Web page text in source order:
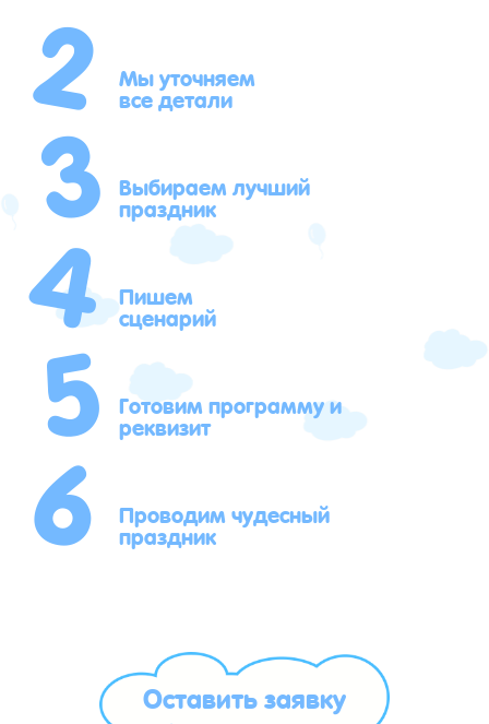
2Мы уточняем
все детали
3Выбираем лучший
праздник
4Пишем
сценарий
5Готовим программу и
реквизит
6Проводим чудесный
праздник
Оставить заявку